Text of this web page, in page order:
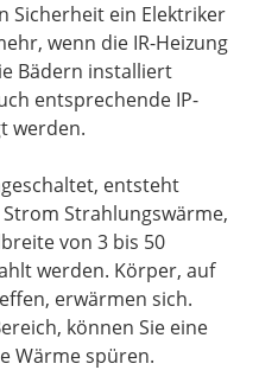
Sicherheit ein Elektriker
wenn die IR-Heizung
Bädern installiert
entsprechende IP-
werden.
entsteht
Strahlungswärme,
von 3 bis 50
werden. Körper, auf
erwärmen sich.
können Sie eine
Wärme spüren.